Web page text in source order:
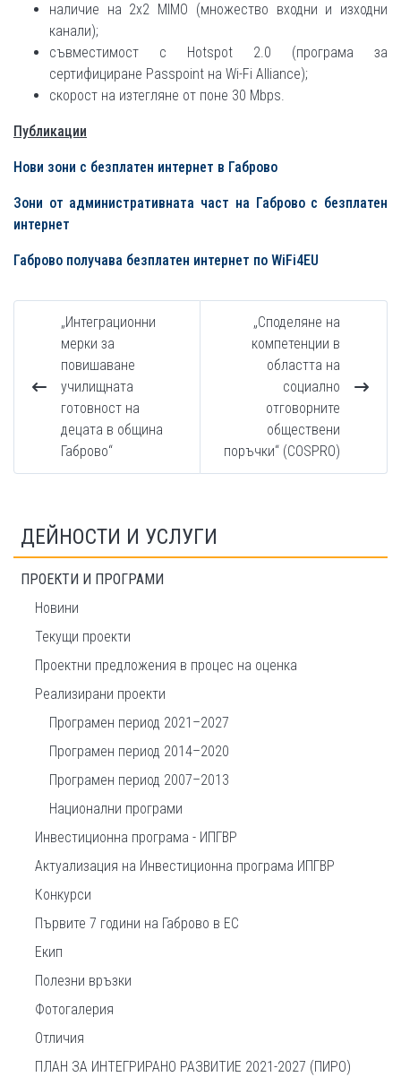
наличие на 2x2 MIMO (множество входни и изходни
канали);
съвместимост с Hotspot 2.0 (програма за
сертифициране Passpoint на Wi-Fi Alliance);
скорост на изтегляне от поне 30 Mbps.
Публикации
Нови зони с безплатен интернет в Габрово
Зони от административната част на Габрово с безплатен
интернет
Габрово получава безплатен интернет по WiFi4EU
„Интеграционни
мерки за
повишаване
училищната
готовност на
децата в община
Габрово“
„Споделяне на
компетенции в
областта на
социално
отговорните
обществени
поръчки“ (COSPRO)
ДЕЙНОСТИ И УСЛУГИ
ПРОЕКТИ И ПРОГРАМИ
Новини
Текущи проекти
Проектни предложения в процес на оценка
Реализирани проекти
Програмен период 2021–2027
Програмен период 2014–2020
Програмен период 2007–2013
Национални програми
Инвестиционна програма - ИПГВР
Актуализация на Инвестиционна програма ИПГВР
Конкурси
Първите 7 години на Габрово в ЕС
Екип
Полезни връзки
Фотогалерия
Отличия
ПЛАН ЗА ИНТЕГРИРАНО РАЗВИТИЕ 2021-2027 (ПИРО)